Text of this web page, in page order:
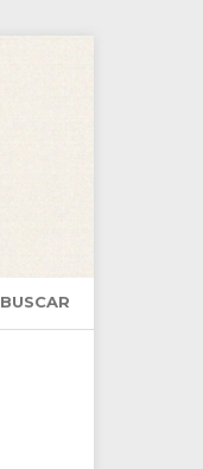
BUSCAR